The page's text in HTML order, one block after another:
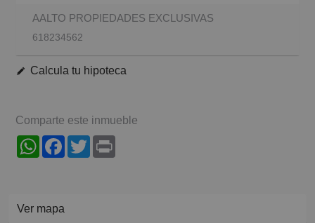
AALTO PROPIEDADES EXCLUSIVAS
618234562
Calcula tu hipoteca
Comparte este inmueble
WhatsAppFacebook
Twitter
Ver mapa